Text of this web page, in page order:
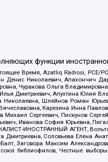
функции
Время, Azatliq Radiosi, PCE/
Денис Николаевич, Апахончич
Чуракова Ольга
Дмитриевич, Апухтина Юлия
Шлейнов Роман
Карезина Инна
Сергеевич, Пискунов
Иванова София Юрьевна,
ИНОСТРАННЫЙ АГЕНТ,
Дмитриевна, Соловьева Елена
Заговора Максим
библиофилов, Честные